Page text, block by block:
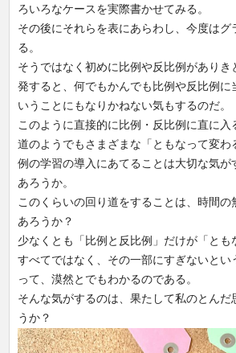
ろいろなケースを実際書かせてみる。
その後にそれらを表にあらわし、今度はグ
る。
そうではなく初めに比例や反比例がありき
発すると、何でもかんでも比例や反比例に
いうことにもなりかねない気もするのだ。
このように直接的に比例・反比例に直に入
道のようでもさまざまな「ともなって変わ
例の学習の導入にあてることは大切な気が
あろうか。
このくらいの回り道をすることは、時間の
あろうか？
少なくとも「比例と反比例」だけが「とも
すべてではなく、その一部にすぎないとい
って、漠然とでもわかるのである。
そんな気がするのは、果たして私のとんだ
うか？